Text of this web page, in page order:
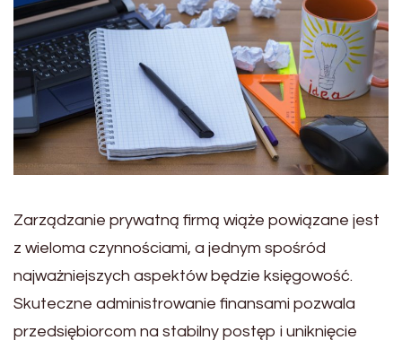
Zarządzanie prywatną firmą wiąże powiązane jest
z wieloma czynnościami, a jednym spośród
najważniejszych aspektów będzie księgowość.
Skuteczne administrowanie finansami pozwala
przedsiębiorcom na stabilny postęp i uniknięcie